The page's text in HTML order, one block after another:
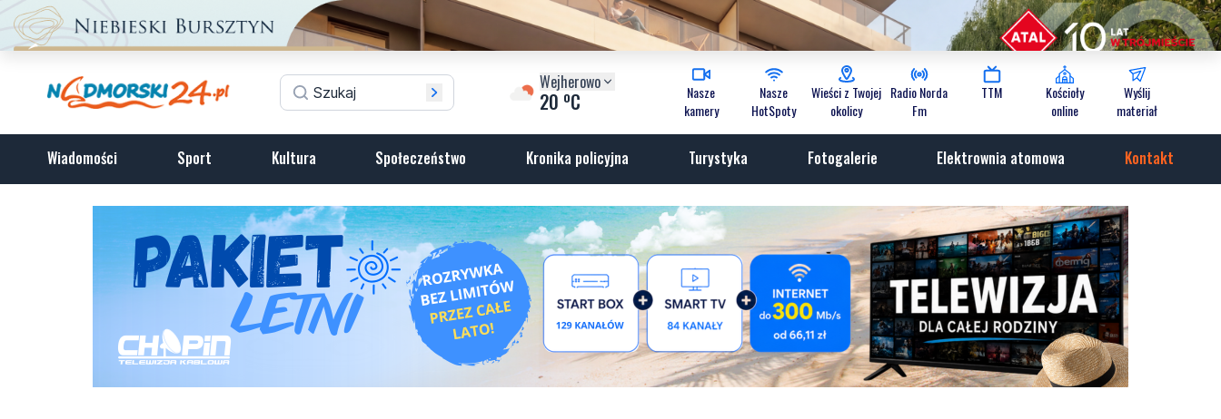
Wejherowo
20 oC
Nasze
kamery
Nasze
HotSpoty
Wieści z Twojej
okolicy
Radio Norda
Fm
TTM
Kościoły
online
Wyślij
materiał
Wiadomości Sport Kultura Społeczeństwo Kronika policyjna Turystyka Fotogalerie Elektrownia atomowa Kontakt